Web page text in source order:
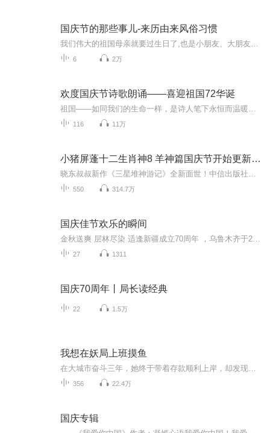
国庆节的那些事儿-来历由来风俗习惯
6 2万
欢度国庆节诗歌朗诵——喜迎祖国72华诞
116 11万
小猪屏蓬十二生肖神8 羊神篇国庆节开始更新啦！
550 314.7万
国庆佳节欢乐的瞬间
27 1311
国庆70周年丨局长读经典
22 1.5万
我想在妖局上班摸鱼
356 22.4万
国庆专辑